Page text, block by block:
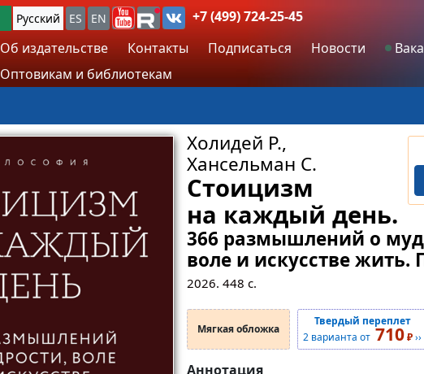
Русский ES EN
+7 (499) 724-25-45
Об издательстве
Контакты Подписаться Новости
Оптовикам и библиотекам
Холидей Р.,
Хансельман С.
Стоицизм
на каждый день.
366 размышлений о
воле и искусстве жить.
2026. 448 с.
Мягкая обложка
Твердый переплет
2 варианта от 710₽››
Аннотация